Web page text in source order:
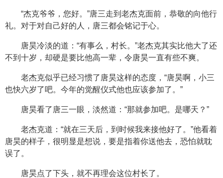
“杰克爷爷，您好。”唐三走到老杰克面前，恭敬的向他行
礼。对于对自己好的人，唐三都会铭记于心。
唐昊冷淡的道：“有事么，村长。”老杰克其实比他大了还
不到十岁，却硬是要比他高一辈，令唐昊一直有些不爽。
老杰克似乎已经习惯了唐昊这样的态度，“唐昊啊，小三
也快六岁了吧。今年的觉醒仪式他也应该参加了。”
唐昊看了唐三一眼，淡然道：“那就参加吧。是哪天？”
老杰克道：“就在三天后，到时候我来接他好了。”他看着
唐昊的样子，很明显是想说，要是指着你送他去，恐怕就耽
误了。
唐昊点了下头，就不再理会这位村长了。